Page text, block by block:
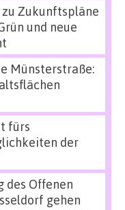
zu Zukunftspläne
und neue
Münsterstraße:
fürs
der
des Offenen
gehen